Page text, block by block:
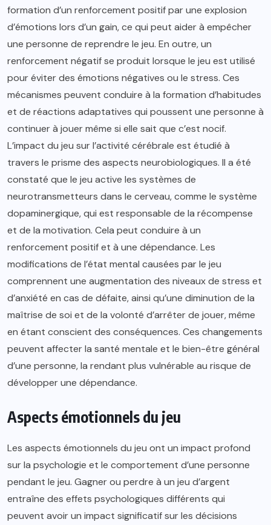
formation d’un renforcement positif par une explosion
d’émotions lors d’un gain, ce qui peut aider à empêcher
une personne de reprendre le jeu. En outre, un
renforcement négatif se produit lorsque le jeu est utilisé
pour éviter des émotions négatives ou le stress. Ces
mécanismes peuvent conduire à la formation d’habitudes
et de réactions adaptatives qui poussent une personne à
continuer à jouer même si elle sait que c’est nocif.
L’impact du jeu sur l’activité cérébrale est étudié à
travers le prisme des aspects neurobiologiques. Il a été
constaté que le jeu active les systèmes de
neurotransmetteurs dans le cerveau, comme le système
dopaminergique, qui est responsable de la récompense
et de la motivation. Cela peut conduire à un
renforcement positif et à une dépendance. Les
modifications de l’état mental causées par le jeu
comprennent une augmentation des niveaux de stress et
d’anxiété en cas de défaite, ainsi qu’une diminution de la
maîtrise de soi et de la volonté d’arrêter de jouer, même
en étant conscient des conséquences. Ces changements
peuvent affecter la santé mentale et le bien-être général
d’une personne, la rendant plus vulnérable au risque de
développer une dépendance.
Aspects émotionnels du jeu
Les aspects émotionnels du jeu ont un impact profond
sur la psychologie et le comportement d’une personne
pendant le jeu. Gagner ou perdre à un jeu d’argent
entraîne des effets psychologiques différents qui
peuvent avoir un impact significatif sur les décisions